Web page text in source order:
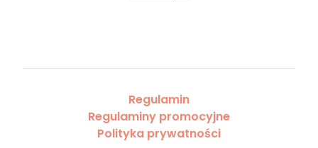
Regulamin
Regulaminy promocyjne
Polityka prywatności